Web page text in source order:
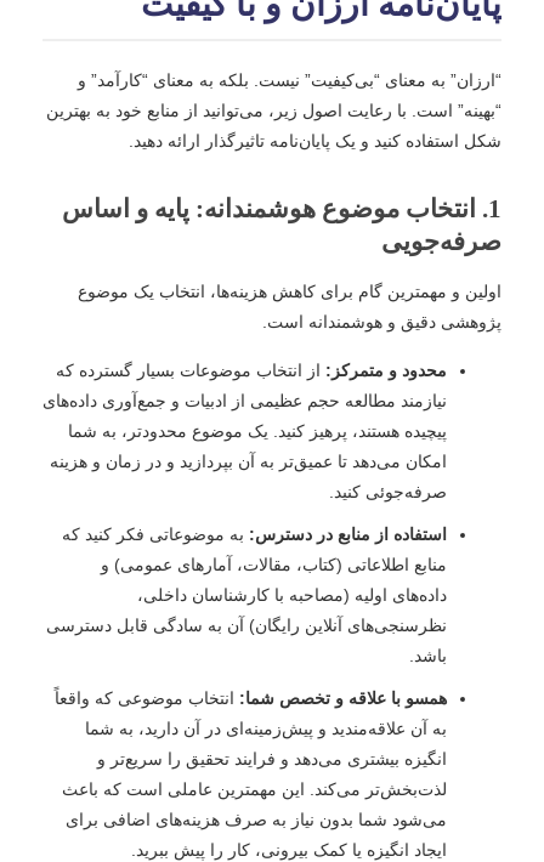
“ارزان” به معنای “بی‌کیفیت” نیست. بلکه به معنای “کارآمد” و
“بهینه” است. با رعایت اصول زیر، می‌توانید از منابع خود به بهترین
شکل استفاده کنید و یک پایان‌نامه تاثیرگذار ارائه دهید.
1. انتخاب موضوع هوشمندانه: پایه و اساس
صرفه‌جویی
اولین و مهمترین گام برای کاهش هزینه‌ها، انتخاب یک موضوع
پژوهشی دقیق و هوشمندانه است.
محدود و متمرکز: از انتخاب موضوعات بسیار گسترده که
نیازمند مطالعه حجم عظیمی از ادبیات و جمع‌آوری داده‌های
پیچیده هستند، پرهیز کنید. یک موضوع محدودتر، به شما
امکان می‌دهد تا عمیق‌تر به آن بپردازید و در زمان و هزینه
صرفه‌جوئی کنید.
استفاده از منابع در دسترس: به موضوعاتی فکر کنید که
منابع اطلاعاتی (کتاب، مقالات، آمارهای عمومی) و
داده‌های اولیه (مصاحبه با کارشناسان داخلی،
نظرسنجی‌های آنلاین رایگان) آن به سادگی قابل دسترسی
باشد.
همسو با علاقه و تخصص شما: انتخاب موضوعی که واقعاً
به آن علاقه‌مندید و پیش‌زمینه‌ای در آن دارید، به شما
انگیزه بیشتری می‌دهد و فرایند تحقیق را سریع‌تر و
لذت‌بخش‌تر می‌کند. این مهمترین عاملی است که باعث
می‌شود شما بدون نیاز به صرف هزینه‌های اضافی برای
ایجاد انگیزه یا کمک بیرونی، کار را پیش ببرید.